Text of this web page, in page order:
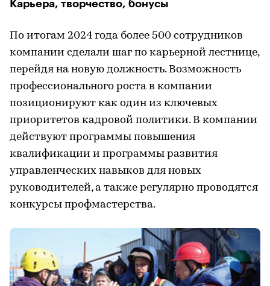
Карьера, творчество, бонусы
По итогам 2024 года более 500 сотрудников
компании сделали шаг по карьерной лестнице,
перейдя на новую должность. Возможность
профессионального роста в компании
позиционируют как один из ключевых
приоритетов кадровой политики. В компании
действуют программы повышения
квалификации и программы развития
управленческих навыков для новых
руководителей, а также регулярно проводятся
конкурсы профмастерства.